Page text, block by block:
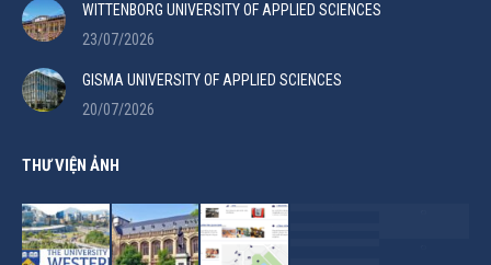
WITTENBORG UNIVERSITY OF APPLIED SCIENCES
23/07/2026
GISMA UNIVERSITY OF APPLIED SCIENCES
20/07/2026
THƯ VIỆN ẢNH